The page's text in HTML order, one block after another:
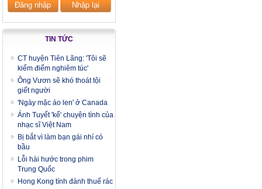
Đăng nhập Nhập lại
TIN TỨC
CT huyện Tiên Lãng: 'Tôi sẽ
kiểm điểm nghiêm túc'
Ông Vươn sẽ khó thoát tội
giết người
'Ngày mặc áo len' ở Canada
Ánh Tuyết 'kể' chuyện tình của
nhạc sĩ Việt Nam
Bị bắt vì làm bạn gái nhí có
bầu
Lỗi hài hước trong phim
Trung Quốc
Hong Kong tính đánh thuế rác